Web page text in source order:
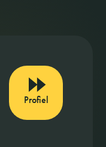
Profiel